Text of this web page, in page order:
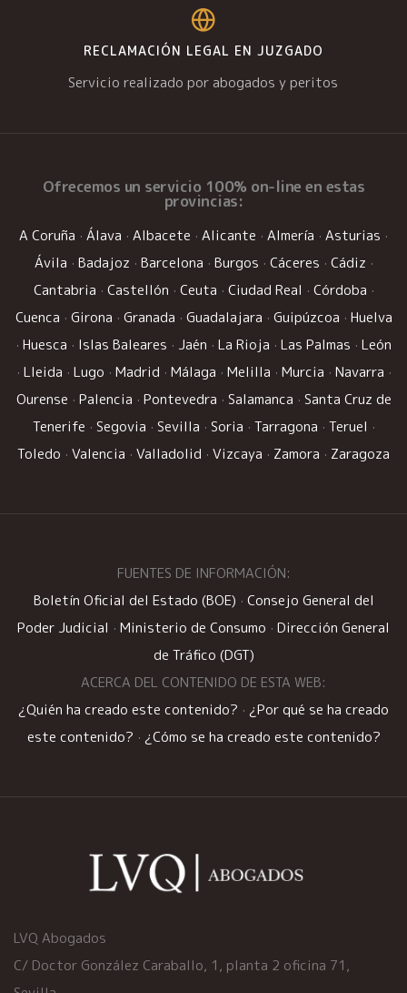
RECLAMACIÓN LEGAL EN JUZGADO
Servicio realizado por abogados y peritos
Ofrecemos un servicio 100% on-line en estas
provincias:
A Coruña · Álava · Albacete · Alicante · Almería · Asturias ·
Ávila · Badajoz · Barcelona · Burgos · Cáceres · Cádiz ·
Cantabria · Castellón · Ceuta · Ciudad Real · Córdoba ·
Cuenca · Girona · Granada · Guadalajara · Guipúzcoa · Huelva
· Huesca · Islas Baleares · Jaén · La Rioja · Las Palmas · León
· Lleida · Lugo · Madrid · Málaga · Melilla · Murcia · Navarra ·
Ourense · Palencia · Pontevedra · Salamanca · Santa Cruz de
Tenerife · Segovia · Sevilla · Soria · Tarragona · Teruel ·
Toledo · Valencia · Valladolid · Vizcaya · Zamora · Zaragoza
FUENTES DE INFORMACIÓN:
Boletín Oficial del Estado (BOE) · Consejo General del
Poder Judicial · Ministerio de Consumo · Dirección General
de Tráfico (DGT)
ACERCA DEL CONTENIDO DE ESTA WEB:
¿Quién ha creado este contenido? · ¿Por qué se ha creado
este contenido? · ¿Cómo se ha creado este contenido?
LVQ Abogados
C/ Doctor González Caraballo, 1, planta 2 oficina 71,